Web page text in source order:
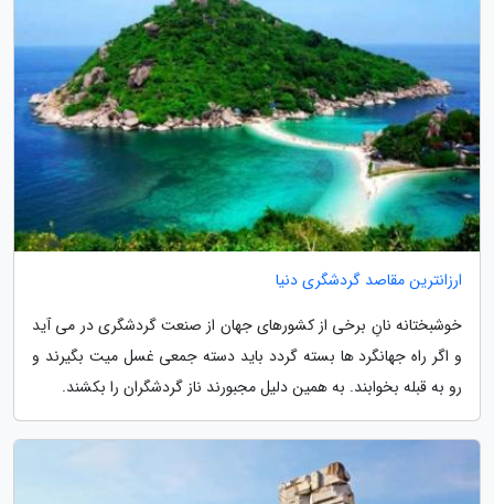
ارزانترین مقاصد گردشگری دنیا
خوشبختانه نانِ برخی از کشورهای جهان از صنعت گردشگری در می آید
و اگر راه جهانگرد ها بسته گردد باید دسته جمعی غسل میت بگیرند و
رو به قبله بخوابند. به همین دلیل مجبورند ناز گردشگران را بکشند.